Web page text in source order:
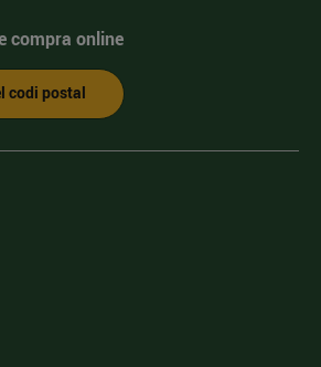
compra online
codi postal